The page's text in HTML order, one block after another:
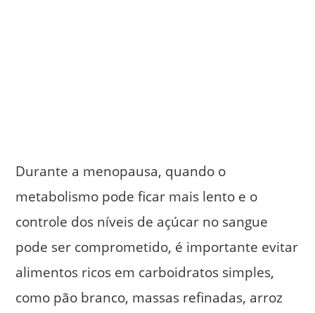
Durante a menopausa, quando o
metabolismo pode ficar mais lento e o
controle dos níveis de açúcar no sangue
pode ser comprometido, é importante evitar
alimentos ricos em carboidratos simples,
como pão branco, massas refinadas, arroz